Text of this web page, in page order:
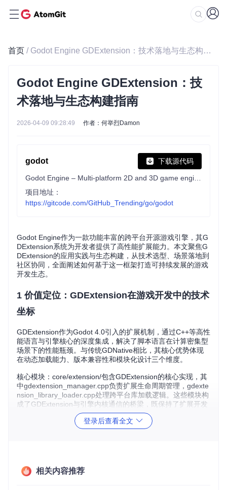
首页 / Godot Engine GDExtension：技术落地与生态构建指南
Godot Engine GDExtension：技
术落地与生态构建指南
2026-04-09 09:28:49 作者：何举烈Damon
godot 下载源代码
项目地址：
https://gitcode.com/GitHub_Trending/go/godot
Godot Engine作为一款功能丰富的跨平台开源游戏引擎，其G
DExtension系统为开发者提供了高性能扩展能力。本文聚焦G
DExtension的应用实践与生态构建，从技术选型、场景落地到
社区协同，全面阐述如何基于这一框架打造可持续发展的游戏
开发生态。
1 价值定位：GDExtension在游戏开发中的技术
坐标
GDExtension作为Godot 4.0引入的扩展机制，通过C++等高性
能语言与引擎核心的深度集成，解决了脚本语言在计算密集型
场景下的性能瓶颈。与传统GDNative相比，其核心优势体现
在动态加载能力、版本兼容性和模块化设计三个维度。
核心模块：core/extension/包含GDExtension的核心实现，其
中gdextension_manager.cpp负责扩展生命周期管理，gdexte
nsion_library_loader.cpp处理跨平台库加载逻辑。这些模块构
成了GDExtension与引擎内核通信的桥梁，既保持了扩展开发
的灵活性，又确保了与Godot核心的稳定性集成。
在技术选型中，GDExtension展现出独特优势：与纯GDScript
型项目的理想选择。
登录后查看全文
相关内容推荐